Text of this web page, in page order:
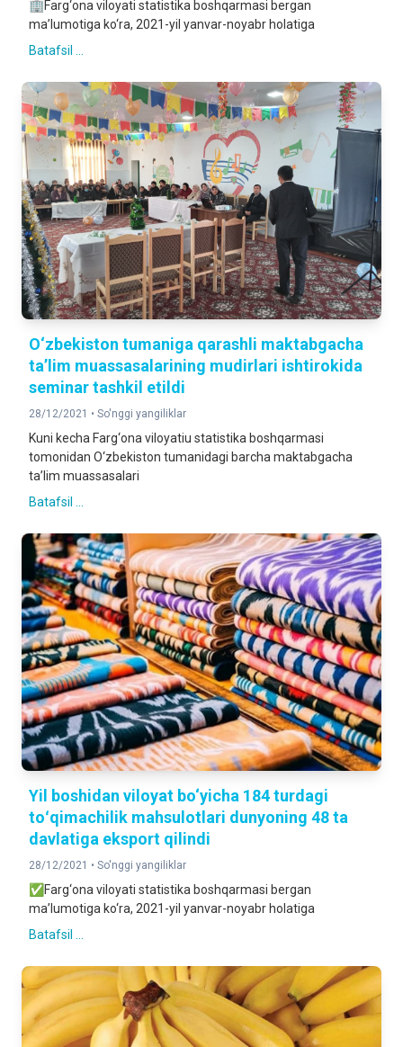
🏢Farg‘ona viloyati statistika boshqarmasi bergan
ma’lumotiga ko‘ra, 2021-yil yanvar-noyabr holatiga
Batafsil ...
O‘zbekiston tumaniga qarashli maktabgacha
ta’lim muassasalarining mudirlari ishtirokida
seminar tashkil etildi
28/12/2021 • So'nggi yangiliklar
Kuni kecha Farg‘ona viloyatiu statistika boshqarmasi
tomonidan O‘zbekiston tumanidagi barcha maktabgacha
ta’lim muassasalari
Batafsil ...
Yil boshidan viloyat bo‘yicha 184 turdagi
toʻqimachilik mahsulotlari dunyoning 48 tа
davlatiga eksport qilindi
28/12/2021 • So'nggi yangiliklar
✅Farg‘ona viloyati statistika boshqarmasi bergan
ma’lumotiga ko‘ra, 2021-yil yanvar-noyabr holatiga
Batafsil ...